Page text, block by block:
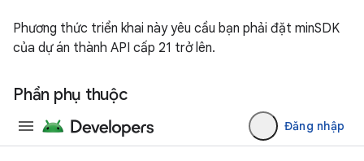
Phương thức triển khai này yêu cầu bạn phải đặt minSDK
của dự án thành API cấp 21 trở lên.
Phần phụ thuộc